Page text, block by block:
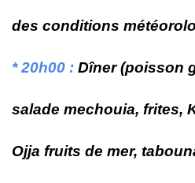
des conditions
* 20h00 : Dîner (poisson
salade mechouia, frites,
Ojja fruits de mer,